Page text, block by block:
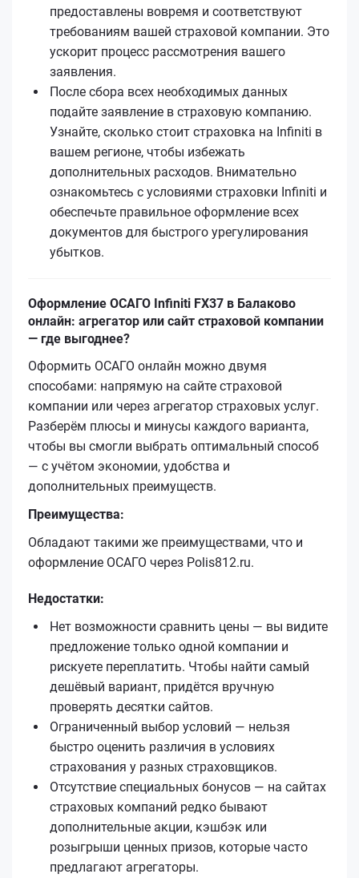
предоставлены вовремя и соответствуют
требованиям вашей страховой компании. Это
ускорит процесс рассмотрения вашего
заявления.
После сбора всех необходимых данных
подайте заявление в страховую компанию.
Узнайте, сколько стоит страховка на Infiniti в
вашем регионе, чтобы избежать
дополнительных расходов. Внимательно
ознакомьтесь с условиями страховки Infiniti и
обеспечьте правильное оформление всех
документов для быстрого урегулирования
убытков.
Оформление ОСАГО Infiniti FX37 в Балаково
онлайн: агрегатор или сайт страховой компании
— где выгоднее?
Оформить ОСАГО онлайн можно двумя
способами: напрямую на сайте страховой
компании или через агрегатор страховых услуг.
Разберём плюсы и минусы каждого варианта,
чтобы вы смогли выбрать оптимальный способ
— с учётом экономии, удобства и
дополнительных преимуществ.
Преимущества:
Обладают такими же преимуществами, что и
оформление ОСАГО через Polis812.ru.
Недостатки:
Нет возможности сравнить цены — вы видите
предложение только одной компании и
рискуете переплатить. Чтобы найти самый
дешёвый вариант, придётся вручную
проверять десятки сайтов.
Ограниченный выбор условий — нельзя
быстро оценить различия в условиях
страхования у разных страховщиков.
Отсутствие специальных бонусов — на сайтах
страховых компаний редко бывают
дополнительные акции, кэшбэк или
розыгрыши ценных призов, которые часто
предлагают агрегаторы.